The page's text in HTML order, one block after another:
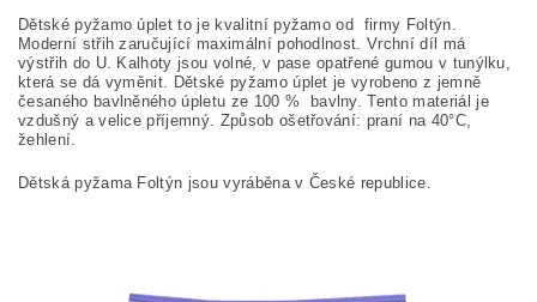
Dětské pyžamo úplet to je kvalitní pyžamo od firmy Foltýn.
Moderní střih zaručující maximální pohodlnost. Vrchní díl má
výstřih do U. Kalhoty jsou volné, v pase opatřené gumou v tunýlku,
která se dá vyměnit. Dětské pyžamo úplet je vyrobeno z jemně
česaného bavlněného úpletu ze 100 %
bavlny. Tento materiál je
vzdušný a velice příjemný. Způsob ošetřování: praní na 40°C,
žehlení.
Dětská pyžama Foltýn jsou vyráběna v České republice.